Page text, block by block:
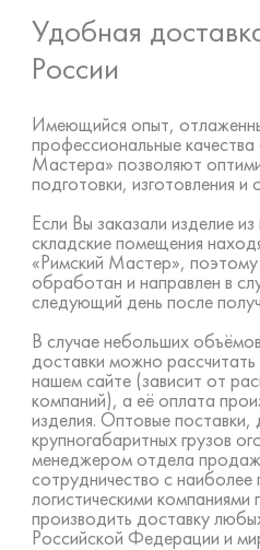
Удобная
России
Имеющийся опыт,
профессиональные
Мастера» позволяют
подготовки, изготовления и
Если Вы заказали изделие
складские помещения
«Римский Мастер»,
обработан и направлен в
следующий день после
В случае небольших
доставки можно
нашем сайте (зависит от
компаний), а её оплата
изделия. Оптовые поставки,
крупногабаритных грузов
менеджером отдела
сотрудничество с наиболее
логистическими компаниями
производить доставку
Российской Федерации и